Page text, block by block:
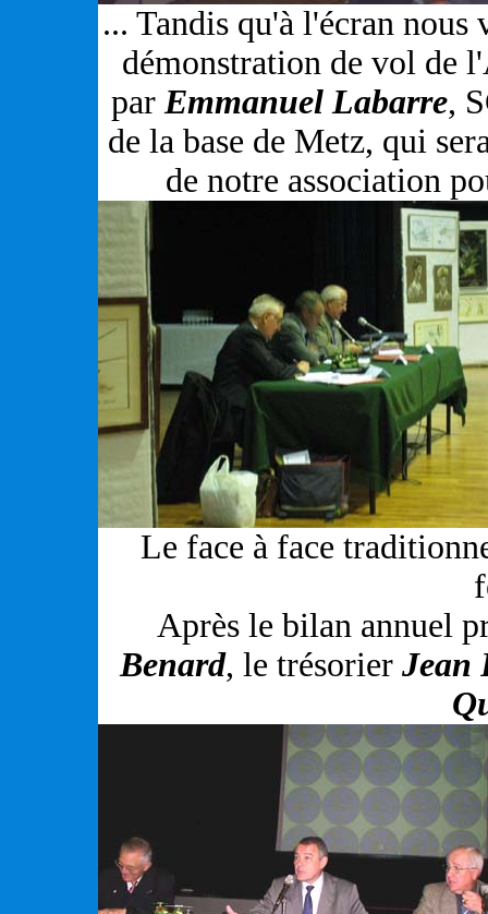
... Tandis qu'à l'écran
démonstration de vol de
parEmmanuel Labarre,
de la base de Metz, qui
de notre association
Le face à face
Après le bilan annuel
Benard, le trésorier Jean